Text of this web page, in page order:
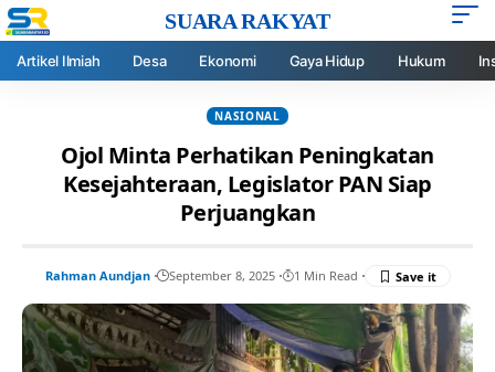
SUARA RAKYAT
Artikel Ilmiah Desa Ekonomi Gaya Hidup Hukum
NASIONAL
Ojol Minta Perhatikan Peningkatan
Kesejahteraan, Legislator PAN Siap
Perjuangkan
Rahman Aundjan September 8, 2025 1 Min Read